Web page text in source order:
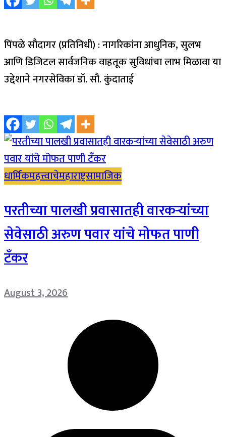
पिंपळे सौदागर (प्रतिनिधी) : नागरिकांना आधुनिक, सुलभ
आणि डिजिटल सार्वजनिक वाहतूक सुविधांचा लाभ मिळावा या
उद्देशाने नगरसेविका डॉ. सौ. कुंदाताई
धार्मिकमहत्त्वाचेमहाराष्ट्रसामाजिक
परतीच्या पालखी प्रवासातही वारकऱ्यांच्या
सेवेसाठी अरुण पवार यांचे मोफत पाणी
टँकर
August 3, 2026